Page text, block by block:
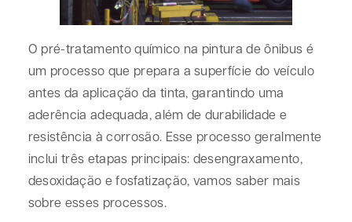
O pré-tratamento químico na pintura de ônibus é
um processo que prepara a superfície do veículo
antes da aplicação da tinta, garantindo uma
aderência adequada, além de durabilidade e
resistência à corrosão. Esse processo geralmente
inclui três etapas principais: desengraxamento,
desoxidação e fosfatização, vamos saber mais
sobre esses processos.